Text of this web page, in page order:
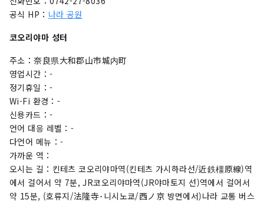
공식 HP： 나라 공원
코오리야마 성터
주소：奈良県大和郡山市城内町
영업시간：-
정기휴일：-
Wi-Fi 환경：-
신용카드：-
언어 대응 레벨：-
다언어 메뉴：-
가까운 역：
오시는 길：킨테츠 코오리야마역(킨테츠 가시하라선/近鉄橿原線)역
에서 걸어서 약 7분, JR코오리야마역(JR야마토지 선)역에서 걸어서
약 15분, (호류지/法隆寺･니시노쿄/西ノ京 방면에서)나라 교통 버스